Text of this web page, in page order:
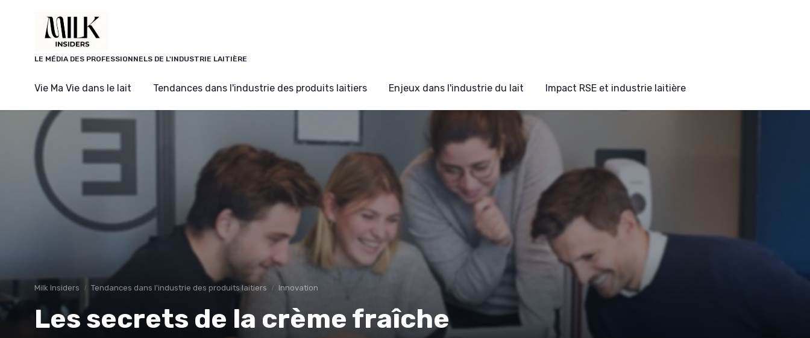
LE MÉDIA DES PROFESSIONNELS DE L'INDUSTRIE LAITIÈRE
Vie Ma Vie dans le lait Tendances dans l'industrie des produits laitiers Enjeux dans l'industrie du lait Impact RSE et industrie laitière
Milk Insiders Tendances dans l'industrie des produits laitiers Innovation
Les secrets de la crème fraîche